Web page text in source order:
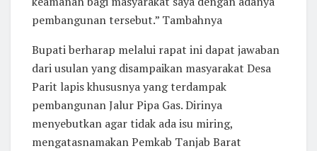
pembangunan tersebut.” Tambahnya
Bupati berharap melalui rapat ini dapat jawaban
dari usulan yang disampaikan masyarakat Desa
Parit lapis khususnya yang terdampak
pembangunan Jalur Pipa Gas. Dirinya
menyebutkan agar tidak ada isu miring,
mengatasnamakan Pemkab Tanjab Barat